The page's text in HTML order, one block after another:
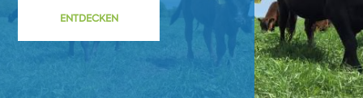
ENTDECKEN